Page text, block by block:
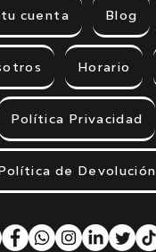
cuenta Blog
Horario
Política Privacidad
de Devolución